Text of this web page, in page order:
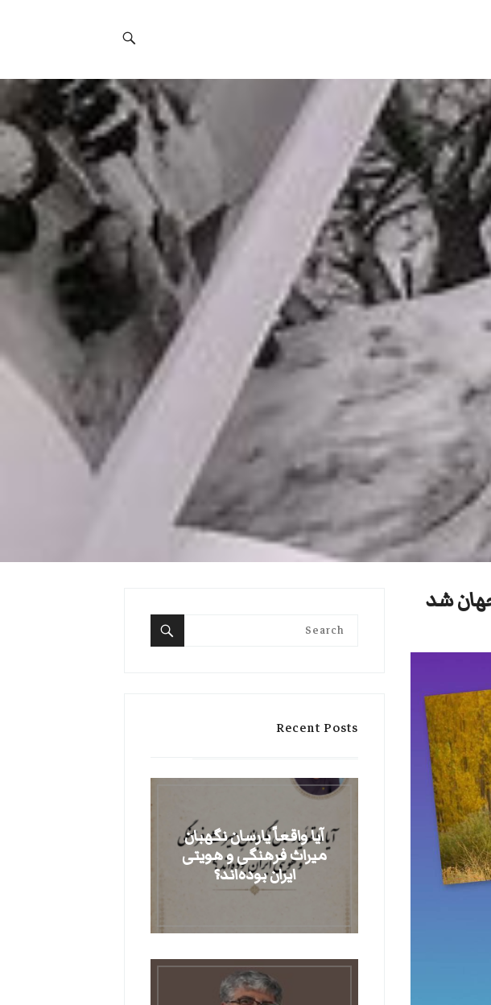
شد
Search
Recent Posts
آیا واقعاً یارسان نگهبان
میراث فرهنگی و هویتی
ایران بوده‌اند؟